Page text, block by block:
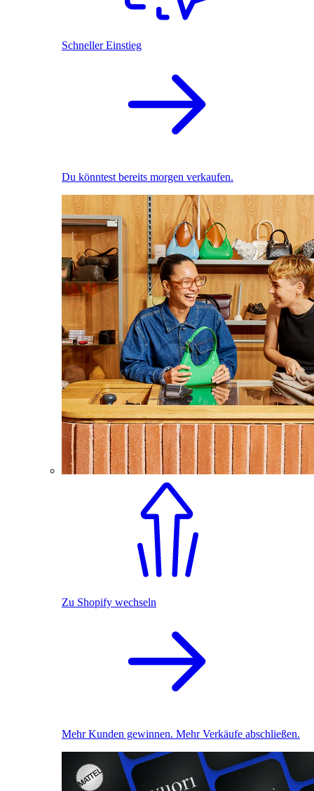
Schneller Einstieg
Du könntest bereits morgen verkaufen.
Zu Shopify wechseln
Mehr Kunden gewinnen. Mehr Verkäufe abschließen.